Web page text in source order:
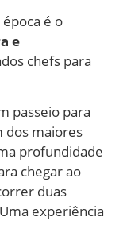
é o
e
chefs para
passeio para
dos maiores
profundidade
chegar ao
duas
experiência